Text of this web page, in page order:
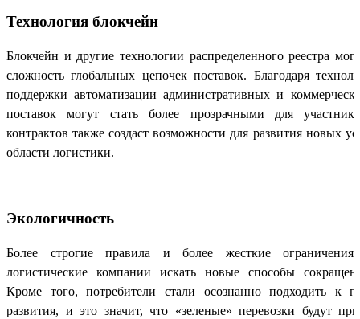
Технология блокчейн
Блокчейн и другие технологии распределенного реестра
сложность глобальных цепочек поставок. Благодаря
поддержки автоматизации административных и
поставок могут стать более прозрачными для
контрактов также создаст возможности для развития новых
области логистики.
Экологичность
Более строгие правила и более жесткие ограничения
логистические компании искать новые способы
Кроме того, потребители стали осознанно подходить к
развития, и это значит, что «зеленые» перевозки будут